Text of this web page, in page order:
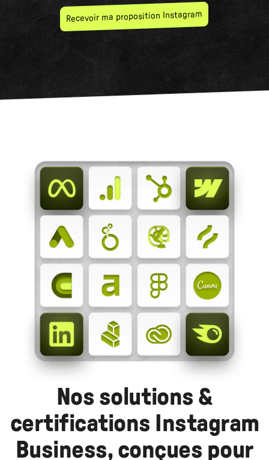
Recevoir ma proposition Instagram
Nos solutions &
certifications Instagram
Business, conçues pour